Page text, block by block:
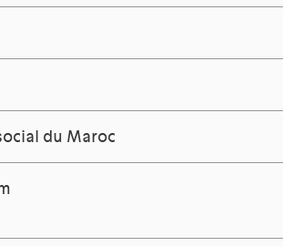
du Maroc